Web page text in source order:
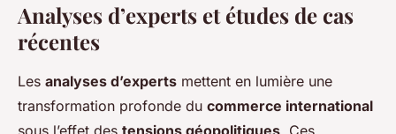
Analyses d’experts et études de cas
récentes
Les analyses d’experts mettent en lumière une
transformation profonde du commerce international